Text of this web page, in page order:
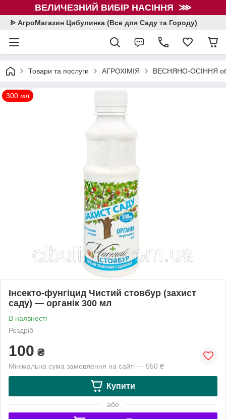
ВЕЛИЧЕЗНИЙ ВИБІР НАСІННЯ ⋙
ᐉ АгроМагазин Цибулинка (Все для Саду та Городу)
Товари та послуги АГРОХІМІЯ ВЕСНЯНО-ОСІННЯ
300 мл
Інсекто-фунгіцид Чистий стовбур (захист
саду) — органік 300 мл
В наявності
Роздріб
100 ₴
Мінімальна сума замовлення на сайті — 550 ₴
Купити
або